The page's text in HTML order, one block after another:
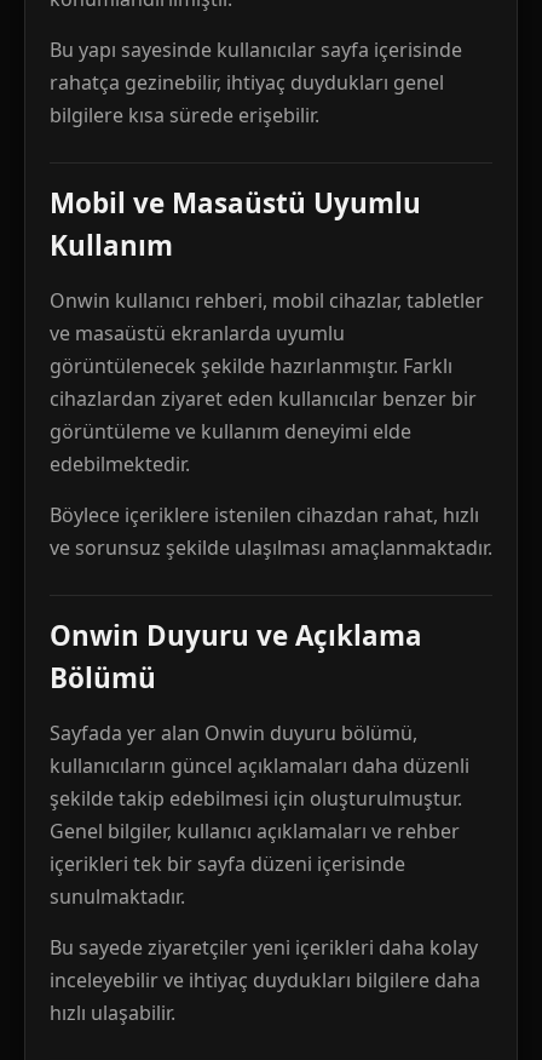
Bu yapı sayesinde kullanıcılar sayfa içerisinde
rahatça gezinebilir, ihtiyaç duydukları genel
bilgilere kısa sürede erişebilir.
Mobil ve Masaüstü Uyumlu
Kullanım
Onwin kullanıcı rehberi, mobil cihazlar, tabletler
ve masaüstü ekranlarda uyumlu
görüntülenecek şekilde hazırlanmıştır. Farklı
cihazlardan ziyaret eden kullanıcılar benzer bir
görüntüleme ve kullanım deneyimi elde
edebilmektedir.
Böylece içeriklere istenilen cihazdan rahat, hızlı
ve sorunsuz şekilde ulaşılması amaçlanmaktadır.
Onwin Duyuru ve Açıklama
Bölümü
Sayfada yer alan Onwin duyuru bölümü,
kullanıcıların güncel açıklamaları daha düzenli
şekilde takip edebilmesi için oluşturulmuştur.
Genel bilgiler, kullanıcı açıklamaları ve rehber
içerikleri tek bir sayfa düzeni içerisinde
sunulmaktadır.
Bu sayede ziyaretçiler yeni içerikleri daha kolay
inceleyebilir ve ihtiyaç duydukları bilgilere daha
hızlı ulaşabilir.